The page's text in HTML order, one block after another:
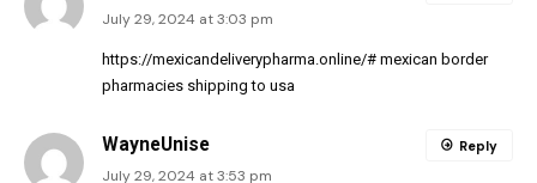
July 29, 2024 at 3:03 pm
https://mexicandeliverypharma.online/# mexican border
pharmacies shipping to usa
WayneUnise
July 29, 2024 at 3:53 pm
Reply